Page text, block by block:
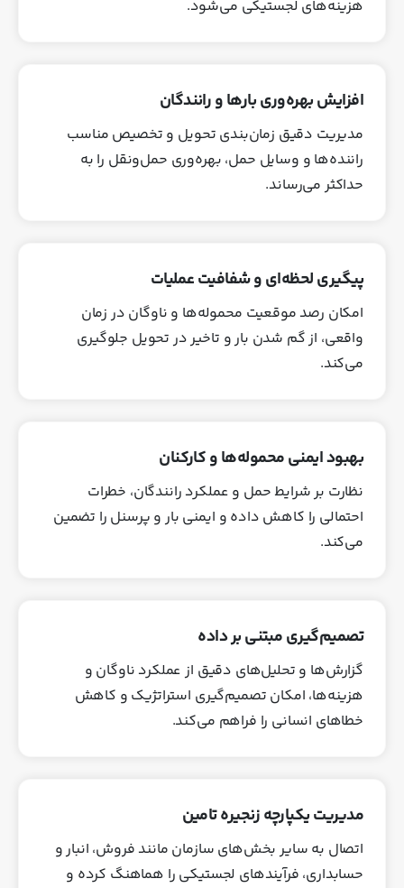
هزینه‌های لجستیکی می‌شود.
افزایش بهره‌وری بارها و رانندگان
مدیریت دقیق زمان‌بندی تحویل و تخصیص مناسب
راننده‌ها و وسایل حمل، بهره‌وری حمل‌ونقل را به
حداکثر می‌رساند.
پیگیری لحظه‌ای و شفافیت عملیات
امکان رصد موقعیت محموله‌ها و ناوگان در زمان
واقعی، از گم شدن بار و تاخیر در تحویل جلوگیری
می‌کند.
بهبود ایمنی محموله‌ها و کارکنان
نظارت بر شرایط حمل و عملکرد رانندگان، خطرات
احتمالی را کاهش داده و ایمنی بار و پرسنل را تضمین
می‌کند.
تصمیم‌گیری مبتنی بر داده
گزارش‌ها و تحلیل‌های دقیق از عملکرد ناوگان و
هزینه‌ها، امکان تصمیم‌گیری استراتژیک و کاهش
خطاهای انسانی را فراهم می‌کند.
مدیریت یکپارچه زنجیره تامین
اتصال به سایر بخش‌های سازمان مانند فروش، انبار و
حسابداری، فرآیندهای لجستیکی را هماهنگ کرده و